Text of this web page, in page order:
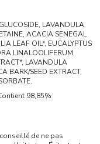
LAVANDULA
ACACIA SENEGAL
LEAF OIL*, EUCALYPTUS
LINALOOLIFERUM
LAVANDULA
BARK/SEED EXTRACT,
98,85%
de ne pas